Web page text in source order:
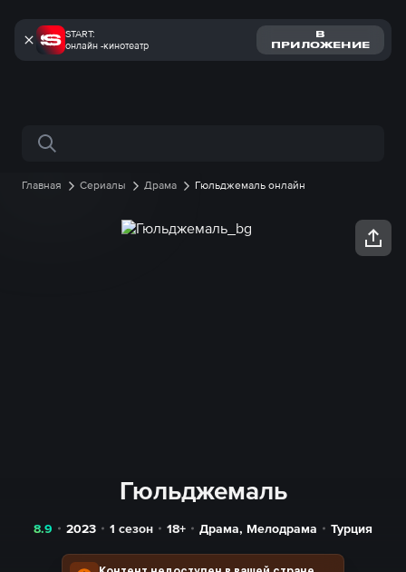
START:
онлайн -кинотеатр
В
ПРИЛОЖЕНИЕ
Поиск по сайту
Главная Сериалы Драма Гюльджемаль онлайн
Гюльджемаль
8.9 2023 1 сезон 18+ Драма, Мелодрама Турция